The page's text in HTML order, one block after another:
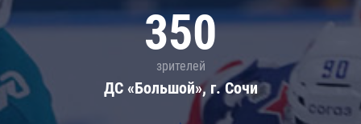
350
зрителей
ДС «Большой», г. Сочи